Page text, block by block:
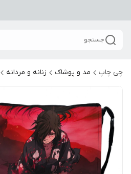
جستجو
چی چاپ مد و پوشاک زنانه و مردانه